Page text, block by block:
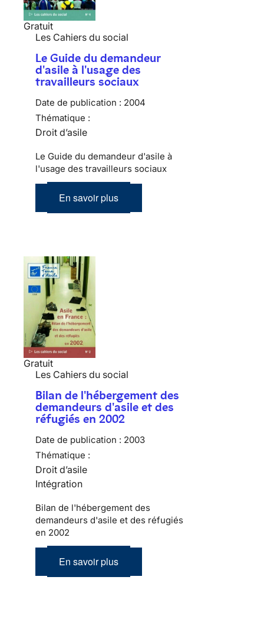
Gratuit
Les Cahiers du social
Le Guide du demandeur
d'asile à l'usage des
travailleurs sociaux
Date de publication : 2004
Thématique :
Droit d’asile
Le Guide du demandeur d'asile à
l'usage des travailleurs sociaux
En savoir plus
Gratuit
Les Cahiers du social
Bilan de l'hébergement des
demandeurs d'asile et des
réfugiés en 2002
Date de publication : 2003
Thématique :
Droit d’asile
Intégration
Bilan de l'hébergement des
demandeurs d'asile et des réfugiés
en 2002
En savoir plus